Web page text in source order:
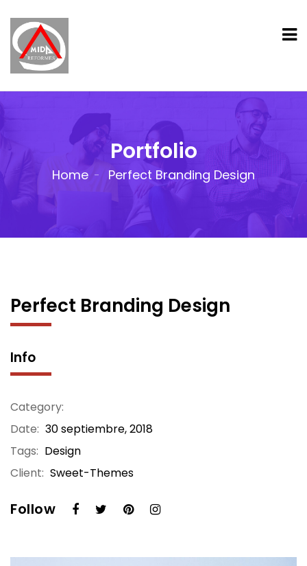
Portfolio
Home Perfect Branding Design
Perfect Branding Design
Info
Category:
Date: 30 septiembre, 2018
Tags: Design
Client: Sweet-Themes
Follow